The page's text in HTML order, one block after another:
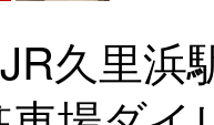
久里浜